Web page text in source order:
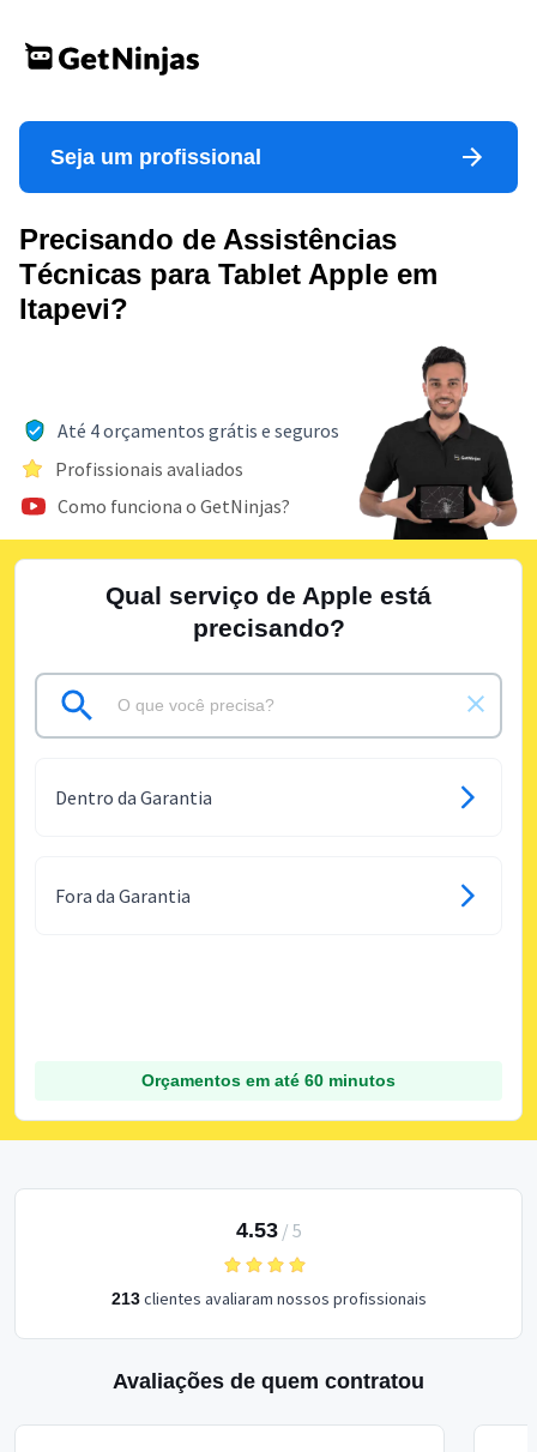
Seja um profissional
Precisando de Assistências
Técnicas para Tablet Apple em
Itapevi?
Até 4 orçamentos grátis e seguros
Profissionais avaliados
Como funciona o GetNinjas?
Qual serviço de Apple está
precisando?
Dentro da Garantia
Fora da Garantia
Orçamentos em até 60 minutos
4.53/ 5
213clientes avaliaram nossos profissionais
Avaliações de quem contratou